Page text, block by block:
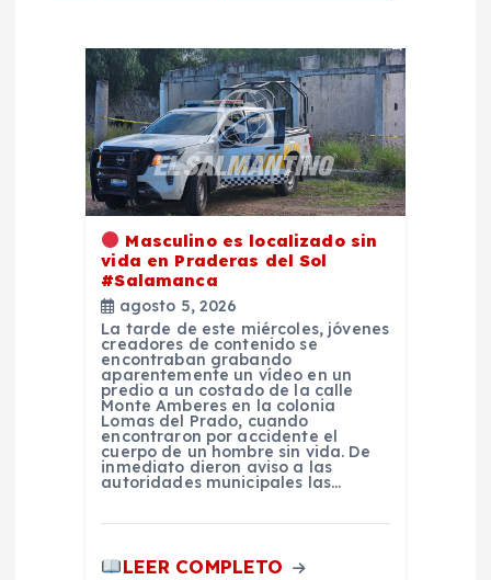
Masculino es localizado sin
vida en Praderas del Sol
#Salamanca
agosto 5, 2026
La tarde de este miércoles, jóvenes
creadores de contenido se
encontraban grabando
aparentemente un vídeo en un
predio a un costado de la calle
Monte Amberes en la colonia
Lomas del Prado, cuando
encontraron por accidente el
cuerpo de un hombre sin vida. De
inmediato dieron aviso a las
autoridades municipales las…
LEER COMPLETO